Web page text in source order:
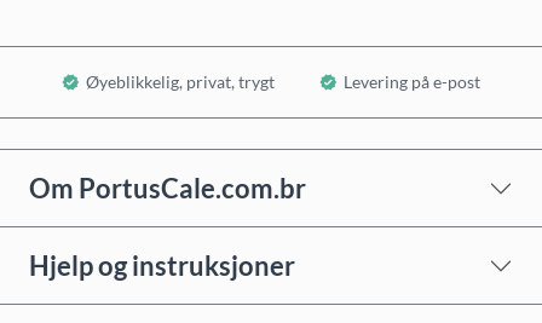
Øyeblikkelig, privat, trygt Levering på e-post
Om PortusCale.com.br
Hjelp og instruksjoner